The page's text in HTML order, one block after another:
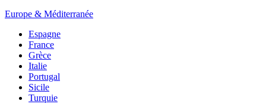
Europe & Méditerranée
Espagne
France
Grèce
Italie
Portugal
Sicile
Turquie